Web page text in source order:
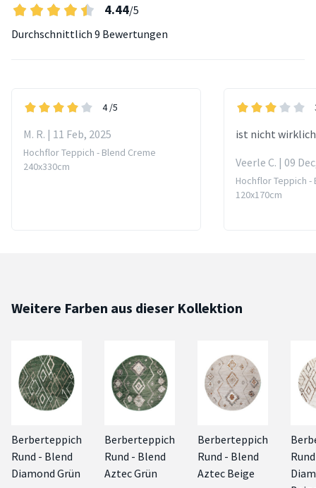
4.44/5
Durchschnittlich 9 Bewertungen
4 /5
M. R. | 11 Feb, 2025
Hochflor Teppich - Blend Creme
240x330cm
ist nicht
Veerle C. | 09
Hochflor Teppich -
120x170cm
Weitere Farben aus dieser Kollektion
Berberteppich
Rund - Blend
Diamond Grün
Berberteppich
Rund - Blend
Aztec Grün
Berberteppich
Rund - Blend
Aztec Beige